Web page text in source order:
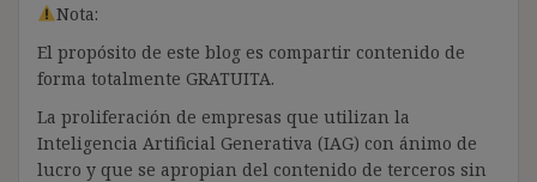
Nota:
El propósito de este blog es compartir contenido de
forma totalmente GRATUITA.
La proliferación de empresas que utilizan la
Inteligencia Artificial Generativa (IAG) con ánimo de
lucro y que se apropian del contenido de terceros sin